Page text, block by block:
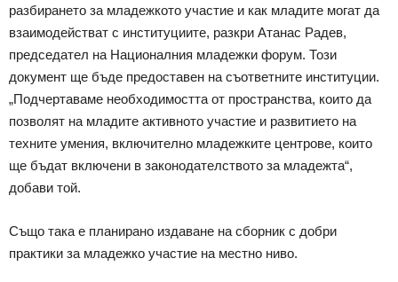
разбирането за младежкото участие и как младите могат да
взаимодействат с институциите, разкри Атанас Радев,
председател на Националния младежки форум. Този
документ ще бъде предоставен на съответните институции.
„Подчертаваме необходимостта от пространства, които да
позволят на младите активното участие и развитието на
техните умения, включително младежките центрове, които
ще бъдат включени в законодателството за младежта“,
добави той.
Също така е планирано издаване на сборник с добри
практики за младежко участие на местно ниво.